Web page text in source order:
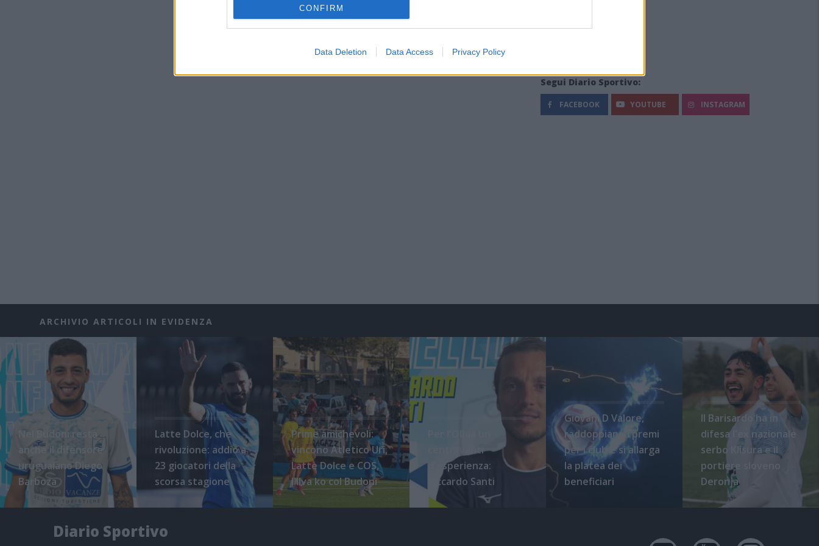
CONFIRM
Data Deletion Data Access Privacy Policy
Segui Diario Sportivo:
FACEBOOK YOUTUBE INSTAGRAM
ARCHIVIO ARTICOLI IN EVIDENZA
Nel Budoni resta
anche il difensore
uruguaiano Diego
Barboza
Latte Dolce, che
rivoluzione: addio a
23 giocatori della
scorsa stagione
Prime amichevoli:
vincono Atletico Uri,
Latte Dolce e COS,
l'Ilva ko col Budoni
centravanti
d'esperienza:
Riccardo Santi
Giovani D Valore,
raddoppiano i premi
per i club e si allarga
la platea dei
beneficiari
Il Barisardo ha in
difesa l'ex nazionale
serbo Klisura e il
portiere sloveno
Deronja
Diario Sportivo